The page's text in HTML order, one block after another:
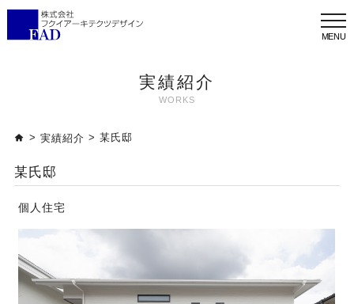
メ
ニ
実績紹介
WORKS
> 実績紹介 > 某氏邸
某氏邸
個人住宅